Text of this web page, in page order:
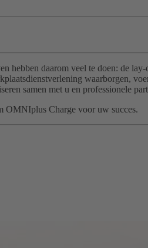
hebben daarom veel te doen: de
waarborgen,
samen met u en professionele
OMNIplus Charge voor uw succes.